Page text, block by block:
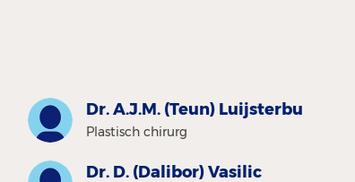
Dr. A.J.M. (Teun) Luijsterburg
Plastisch chirurg
Dr. D. (Dalibor) Vasilic